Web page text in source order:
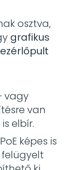
osztva,
grafikus
vagy
van
elbír.
képes is